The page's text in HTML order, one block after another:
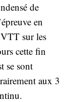
de
en
sur les
cette fin
se sont
aux 3